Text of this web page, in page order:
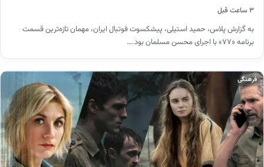
۳ ساعت قبل
به گزارش پلاس، حمید استیلی، پیشکسوت فوتبال ایران، مهمان تازه‌ترین قسمت
برنامه «۷۷» با اجرای محسن مسلمان بود.…
فرهنگی